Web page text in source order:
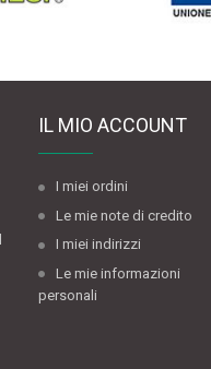
IL MIO ACCOUNT
I miei ordini
Le mie note di credito
I miei indirizzi
Le mie informazioni
personali